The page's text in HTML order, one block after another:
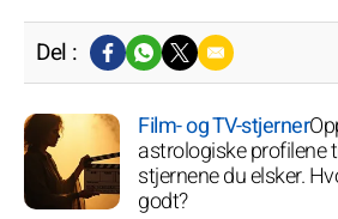
Del :
Film- og TV-stjerner
astrologiske profilene
stjernene du elsker.
godt?